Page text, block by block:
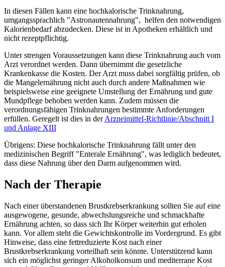
In diesen Fällen kann eine hochkalorische Trinknahrung,
umgangssprachlich "Astronautennahrung", helfen den notwendigen
Kalorienbedarf abzudecken. Diese ist in Apotheken erhältlich und
nicht rezeptpflichtig.
Unter strengen Voraussetzungen kann diese Trinknahrung auch vom
Arzt verordnet werden. Dann übernimmt die gesetzliche
Krankenkasse die Kosten. Der Arzt muss dabei sorgfältig prüfen, ob
die Mangelernährung nicht auch durch andere Maßnahmen wie
beispielsweise eine geeignete Umstellung der Ernährung und gute
Mundpflege behoben werden kann. Zudem müssen die
verordnungsfähigen Trinknahrungen bestimmte Anforderungen
erfüllen. Geregelt ist dies in derArzneimittel-Richtlinie/Abschnitt I
und Anlage XIII
Übrigens: Diese hochkalorische Trinknahrung fällt unter den
medizinischen Begriff "Enterale Ernährung", was lediglich bedeutet,
dass diese Nahrung über den Darm aufgenommen wird.
Nach der Therapie
Nach einer überstandenen Brustkrebserkrankung sollten Sie auf eine
ausgewogene, gesunde, abwechslungsreiche und schmackhafte
Ernährung achten, so dass sich Ihr Körper weiterhin gut erholen
kann. Vor allem steht die Gewichtskontrolle im Vordergrund. Es gibt
Hinweise, dass eine fettreduzierte Kost nach einer
Brustkrebserkrankung vorteilhaft sein könnte. Unterstützend kann
sich ein möglichst geringer Alkoholkonsum und mediterrane Kost